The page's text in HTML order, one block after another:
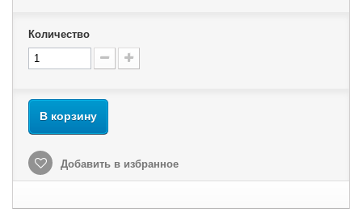
Количество
В корзину
Добавить в избранное